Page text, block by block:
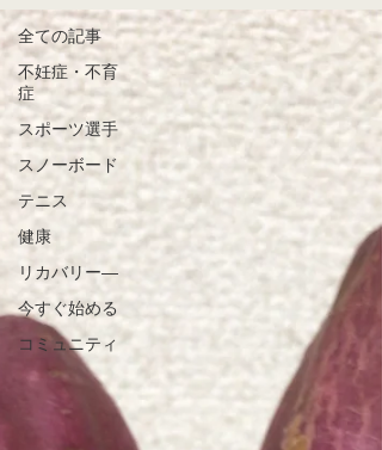
全ての記事
不妊症・不育
症
スポーツ選手
スノーボード
テニス
健康
リカバリー―
今すぐ始める
コミュニティ